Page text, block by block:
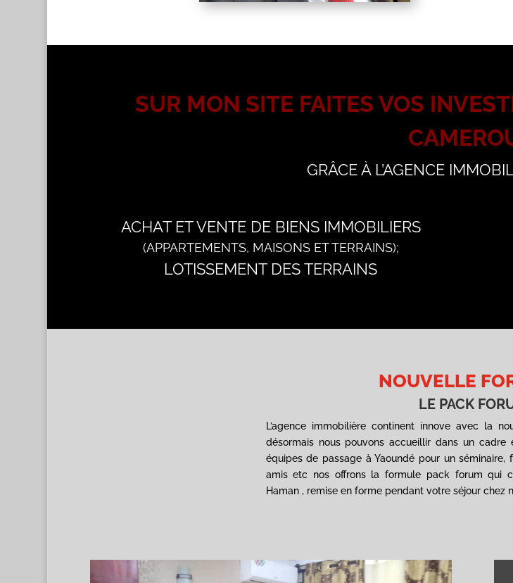
SUR MON SITE FAITES VOS
GRÂCE À L’AGENCE
ACHAT ET VENTE DE BIENS IMMOBILIERS
(APPARTEMENTS, MAISONS ET TERRAINS);
LOTISSEMENT DES TERRAINS
NOUVELLE
LE PACK
L’agence immobilière continent innove avec la
désormais nous pouvons accueillir dans un
équipes de passage à Yaoundé pour un séminaire,
amis etc nos offrons la formule pack forum qui
Haman , remise en forme pendant votre séjour chez